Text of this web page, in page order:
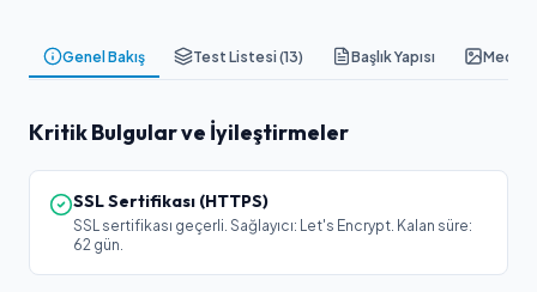
Genel Bakış Test Listesi (13) Başlık Yapısı Medya
Kritik Bulgular ve İyileştirmeler
SSL Sertifikası (HTTPS)
SSL sertifikası geçerli. Sağlayıcı: Let's Encrypt. Kalan süre:
62 gün.